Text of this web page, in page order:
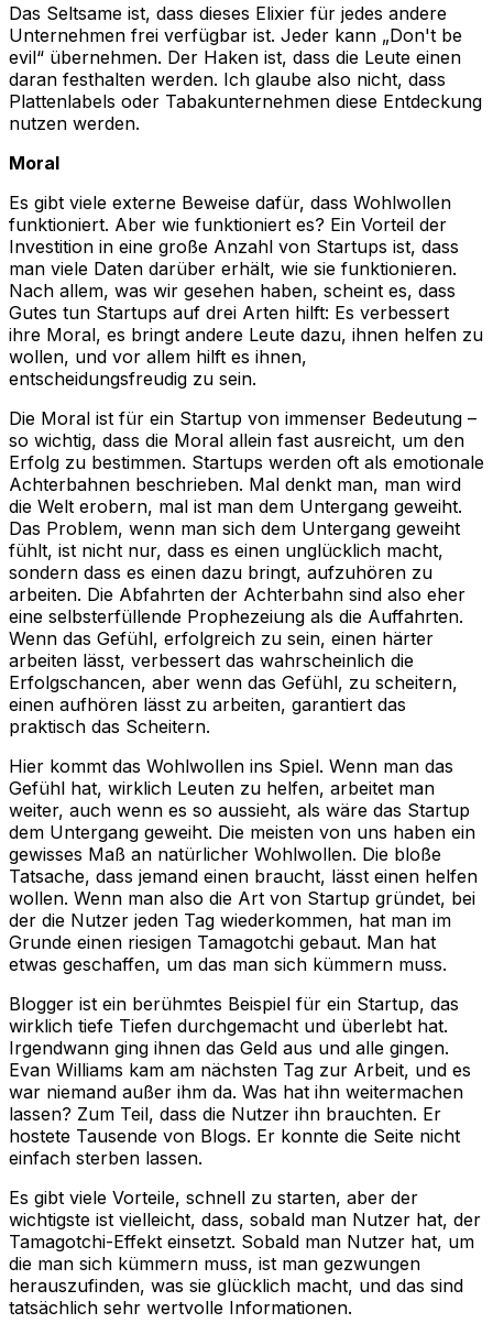
Das Seltsame ist, dass dieses Elixier für jedes andere
Unternehmen frei verfügbar ist. Jeder kann „Don't be
evil“ übernehmen. Der Haken ist, dass die Leute einen
daran festhalten werden. Ich glaube also nicht, dass
Plattenlabels oder Tabakunternehmen diese Entdeckung
nutzen werden.
Moral
Es gibt viele externe Beweise dafür, dass Wohlwollen
funktioniert. Aber wie funktioniert es? Ein Vorteil der
Investition in eine große Anzahl von Startups ist, dass
man viele Daten darüber erhält, wie sie funktionieren.
Nach allem, was wir gesehen haben, scheint es, dass
Gutes tun Startups auf drei Arten hilft: Es verbessert
ihre Moral, es bringt andere Leute dazu, ihnen helfen zu
wollen, und vor allem hilft es ihnen,
entscheidungsfreudig zu sein.
Die Moral ist für ein Startup von immenser Bedeutung –
so wichtig, dass die Moral allein fast ausreicht, um den
Erfolg zu bestimmen. Startups werden oft als emotionale
Achterbahnen beschrieben. Mal denkt man, man wird
die Welt erobern, mal ist man dem Untergang geweiht.
Das Problem, wenn man sich dem Untergang geweiht
fühlt, ist nicht nur, dass es einen unglücklich macht,
sondern dass es einen dazu bringt, aufzuhören zu
arbeiten. Die Abfahrten der Achterbahn sind also eher
eine selbsterfüllende Prophezeiung als die Auffahrten.
Wenn das Gefühl, erfolgreich zu sein, einen härter
arbeiten lässt, verbessert das wahrscheinlich die
Erfolgschancen, aber wenn das Gefühl, zu scheitern,
einen aufhören lässt zu arbeiten, garantiert das
praktisch das Scheitern.
Hier kommt das Wohlwollen ins Spiel. Wenn man das
Gefühl hat, wirklich Leuten zu helfen, arbeitet man
weiter, auch wenn es so aussieht, als wäre das Startup
dem Untergang geweiht. Die meisten von uns haben ein
gewisses Maß an natürlicher Wohlwollen. Die bloße
Tatsache, dass jemand einen braucht, lässt einen helfen
wollen. Wenn man also die Art von Startup gründet, bei
der die Nutzer jeden Tag wiederkommen, hat man im
Grunde einen riesigen Tamagotchi gebaut. Man hat
etwas geschaffen, um das man sich kümmern muss.
Blogger ist ein berühmtes Beispiel für ein Startup, das
wirklich tiefe Tiefen durchgemacht und überlebt hat.
Irgendwann ging ihnen das Geld aus und alle gingen.
Evan Williams kam am nächsten Tag zur Arbeit, und es
war niemand außer ihm da. Was hat ihn weitermachen
lassen? Zum Teil, dass die Nutzer ihn brauchten. Er
hostete Tausende von Blogs. Er konnte die Seite nicht
einfach sterben lassen.
Es gibt viele Vorteile, schnell zu starten, aber der
wichtigste ist vielleicht, dass, sobald man Nutzer hat, der
Tamagotchi-Effekt einsetzt. Sobald man Nutzer hat, um
die man sich kümmern muss, ist man gezwungen
herauszufinden, was sie glücklich macht, und das sind
tatsächlich sehr wertvolle Informationen.